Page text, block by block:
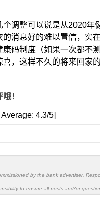
调整可以说是从2020年
消息好的难以置信，实
码制度（如果一次都不
，这样不久的将来回家
！
4.3/5]
by the bank advertiser.
to ensure all posts and/or